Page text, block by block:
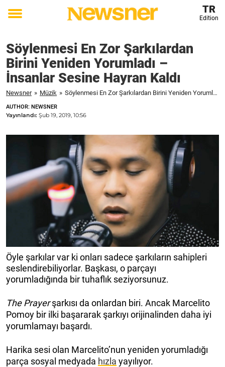
Toggle
TR
Edition
Söylenmesi En Zor Şarkılardan
Birini Yeniden Yorumladı –
İnsanlar Sesine Hayran Kaldı
Newsner » Müzik » Söylenmesi En Zor Şarkılardan Birini Yeniden Yorumladı - İnsanlar Sesine Hayran Kaldı
AUTHOR: NEWSNER
Yayınlandı: Şub 19, 2019, 10:56
Öyle şarkılar var ki onları sadece şarkıların sahipleri
seslendirebiliyorlar. Başkası, o parçayı
yorumladığında bir tuhaflık seziyorsunuz.
The Prayerşarkısı da onlardan biri. Ancak Marcelito
Pomoy bir ilki başararak şarkıyı orijinalinden daha iyi
yorumlamayı başardı.
Harika sesi olan Marcelito’nun yeniden yorumladığı
parça sosyal medyada hızla yayılıyor.